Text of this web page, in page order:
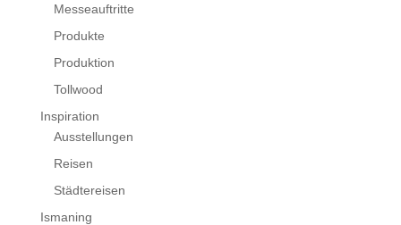
Messeauftritte
Produkte
Produktion
Tollwood
Inspiration
Ausstellungen
Reisen
Städtereisen
Ismaning